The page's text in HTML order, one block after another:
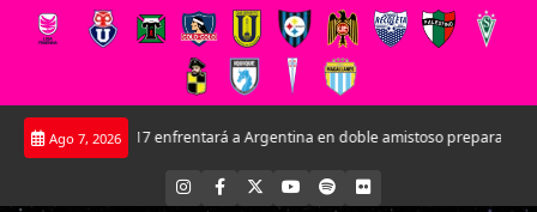
Saltar
Ago 7, 2026
Femenina Sub-17 enfrentará a Argentina en doble amistoso preparatorio
INSTAGRAM
FACEBOOK YOUTUBE
SPOTIFYFLICKR